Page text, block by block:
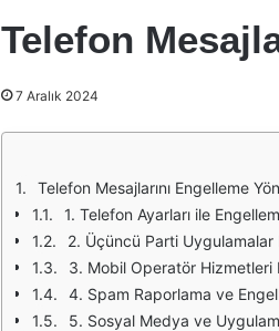
Telefon
7 Aralık 2024
Telefon Mesajlarını Engelleme
1. Telefon Ayarları ile
2. Üçüncü Parti Uygulamalar
3. Mobil Operatör Hizmetleri
4. Spam Raporlama ve
5. Sosyal Medya ve